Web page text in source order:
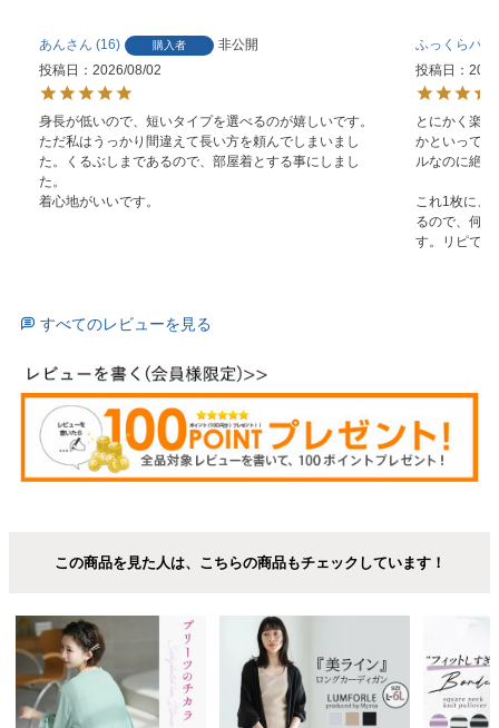
あん 16 購入者
非公開
投稿日
2026/08/02
身長が低いので、短いタイプを選べるのが嬉しいです。
ただ私はうっかり間違えて長い方を頼んでしまいまし
た。くるぶしまであるので、部屋着とする事にしまし
た。
着心地がいいです。
ふっくらパン
投稿日
とにかく楽
かといって
ルなのに絶
これ1枚に、
るので、何
す。リピで2
すべてのレビューを見る
この商品を見た人は、こちらの商品もチェックしています！